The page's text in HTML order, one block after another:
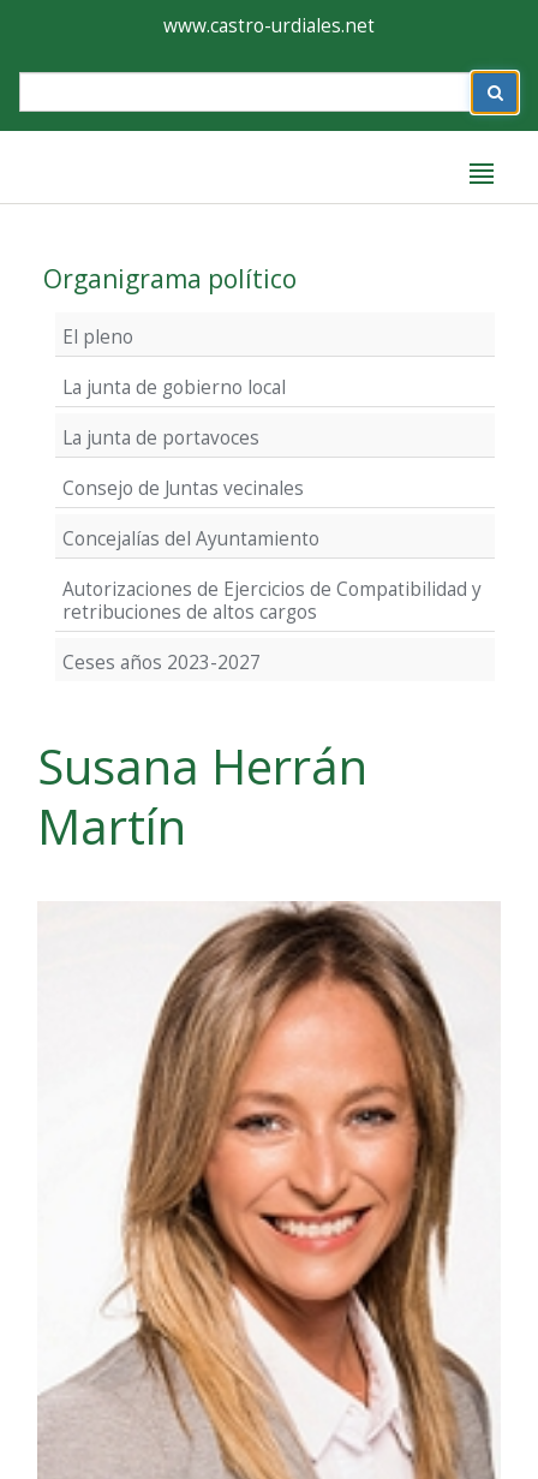
Ayuntamiento
de
Castro-
www.castro-urdiales.net
Organigrama político
El pleno
La junta de gobierno local
La junta de portavoces
Consejo de Juntas vecinales
Concejalías del Ayuntamiento
Autorizaciones de Ejercicios de Compatibilidad y
retribuciones de altos cargos
Ceses años 2023-2027
Susana Herrán
Martín